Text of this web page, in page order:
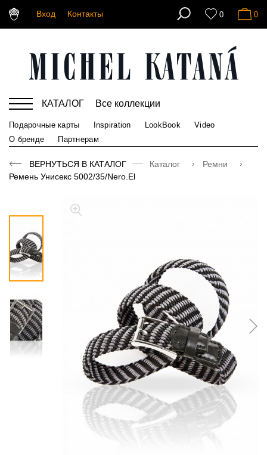
Вход Контакты 0 0
КАТАЛОГ Все коллекции
Подарочные карты Inspiration LookBook
Video
О бренде
Партнерам
ВЕРНУТЬСЯ В КАТАЛОГ Каталог
Ремни
Ремень Унисекс 5002/35/Nero.El